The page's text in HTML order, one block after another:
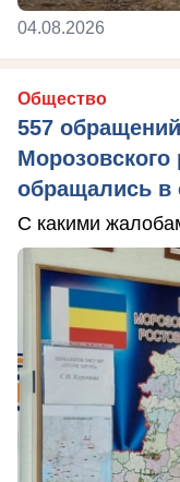
04.08.2026
Общество
557
Морозовского
обращались в
С какими